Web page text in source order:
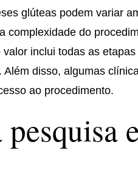
glúteas podem variar
complexidade do
inclui todas as
disso, algumas
ao procedimento.